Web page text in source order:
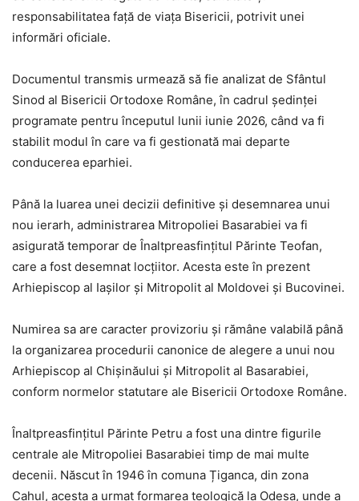
responsabilitatea față de viața Bisericii, potrivit unei
informări oficiale.
Documentul transmis urmează să fie analizat de Sfântul
Sinod al Bisericii Ortodoxe Române, în cadrul ședinței
programate pentru începutul lunii iunie 2026, când va fi
stabilit modul în care va fi gestionată mai departe
conducerea eparhiei.
Până la luarea unei decizii definitive și desemnarea unui
nou ierarh, administrarea Mitropoliei Basarabiei va fi
asigurată temporar de Înaltpreasfințitul Părinte Teofan,
care a fost desemnat locțiitor. Acesta este în prezent
Arhiepiscop al Iașilor și Mitropolit al Moldovei și Bucovinei.
Numirea sa are caracter provizoriu și rămâne valabilă până
la organizarea procedurii canonice de alegere a unui nou
Arhiepiscop al Chișinăului și Mitropolit al Basarabiei,
conform normelor statutare ale Bisericii Ortodoxe Române.
Înaltpreasfințitul Părinte Petru a fost una dintre figurile
centrale ale Mitropoliei Basarabiei timp de mai multe
decenii. Născut în 1946 în comuna Țiganca, din zona
Cahul, acesta a urmat formarea teologică la Odesa, unde a